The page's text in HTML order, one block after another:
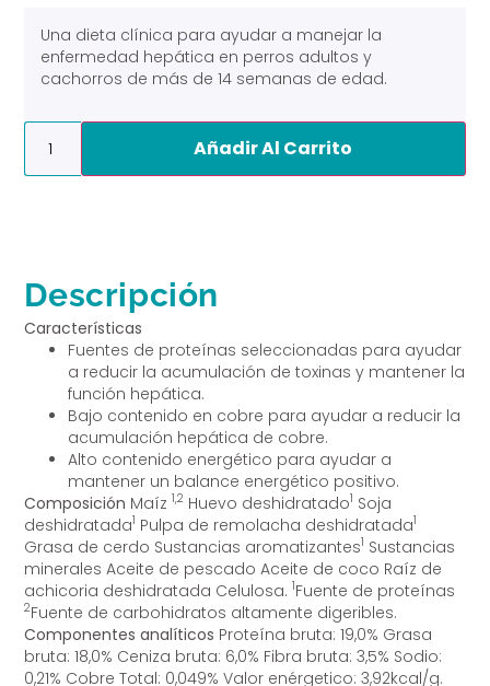
Una dieta clínica para ayudar a manejar la
enfermedad hepática en perros adultos y
cachorros de más de 14 semanas de edad.
Añadir Al Carrito
Descripción
Características
Fuentes de proteínas seleccionadas para ayudar
a reducir la acumulación de toxinas y mantener la
función hepática.
Bajo contenido en cobre para ayudar a reducir la
acumulación hepática de cobre.
Alto contenido energético para ayudar a
mantener un balance energético positivo.
Composición Maíz 1,2 Huevo deshidratado1 Soja
deshidratada1 Pulpa de remolacha deshidratada1
Grasa de cerdo Sustancias aromatizantes1 Sustancias
minerales Aceite de pescado Aceite de coco Raíz de
achicoria deshidratada Celulosa. 1Fuente de proteínas
2Fuente de carbohidratos altamente digeribles.
Componentes analíticos
bruta: 18,0% Ceniza bruta: 6,0% Fibra bruta: 3,5% Sodio:
0,21% Cobre Total: 0,049% Valor enérgetico: 3,92kcal/g.